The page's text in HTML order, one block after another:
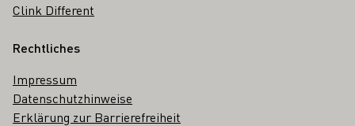
Clink Different
Rechtliches
Impressum
Datenschutzhinweise
Erklärung zur Barrierefreiheit